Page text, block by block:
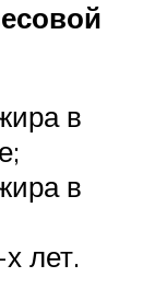
в
в
лет.